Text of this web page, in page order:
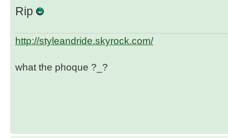
Rip
http://styleandride.skyrock.com/
what the phoque ?_?